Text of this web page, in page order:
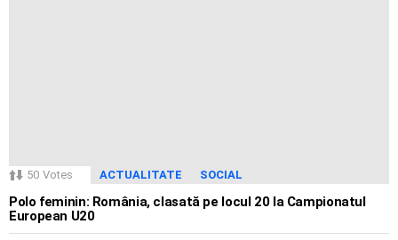
50 Votes ACTUALITATE SOCIAL
Polo feminin: România, clasată pe locul 20 la Campionatul
European U20